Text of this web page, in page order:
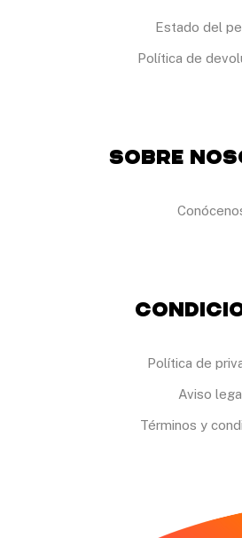
Estado del
Política de
Sobre
Política de
Aviso
Términos y